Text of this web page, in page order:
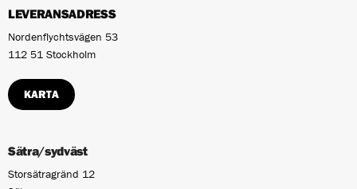
LEVERANSADRESS
Nordenflychtsvägen 53
112 51 Stockholm
KARTA
Sätra/sydväst
Storsätragränd 12